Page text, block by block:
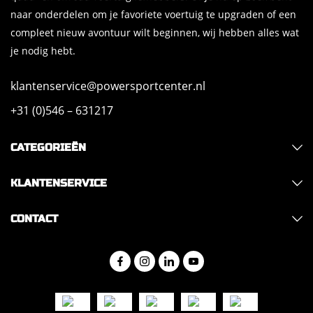
naar onderdelen om je favoriete voertuig te upgraden of een
compleet nieuw avontuur wilt beginnen, wij hebben alles wat
je nodig hebt.
klantenservice@powersportcenter.nl
+31 (0)546 – 631217
CATEGORIEËN
KLANTENSERVICE
CONTACT